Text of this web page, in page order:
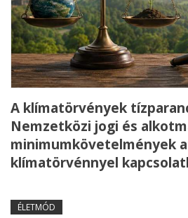
A klímatörvények
Nemzetközi jogi és
minimumkövetelmények
klímatörvénnyel
ÉLETMÓD